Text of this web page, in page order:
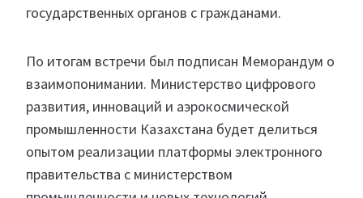
государственных органов с гражданами.
По итогам встречи был подписан Меморандум о
взаимопонимании. Министерство цифрового
развития, инноваций и аэрокосмической
промышленности Казахстана будет делиться
опытом реализации платформы электронного
правительства с министерством